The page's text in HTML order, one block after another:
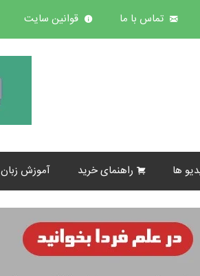
تماس با ما قوانین سایت
ها راهنمای خرید آموزش زبان